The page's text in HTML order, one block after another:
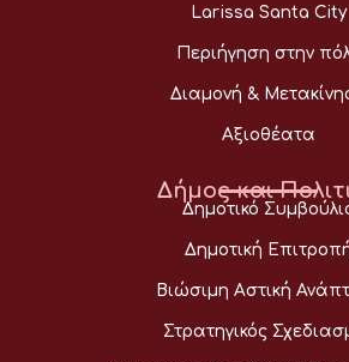
Larissa Santa City
Περιήγηση στην
Διαμονή &
Αξιοθέατα
Δήμος και
Δημοτικό
Δημοτική
Βιώσιμη Αστική
Στρατηγικός